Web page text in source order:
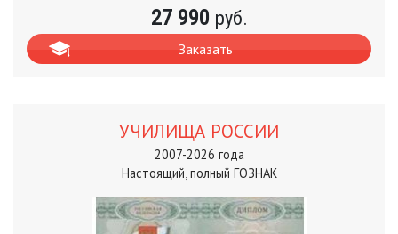
27 990 руб.
Заказать
УЧИЛИЩА РОССИИ
2007-2026 года
Настоящий, полный ГОЗНАК